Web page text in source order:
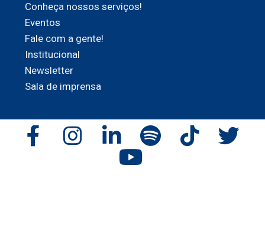
Conheça nossos serviços!
Eventos
Fale com a gente!
Institucional
Newsletter
Sala de imprensa